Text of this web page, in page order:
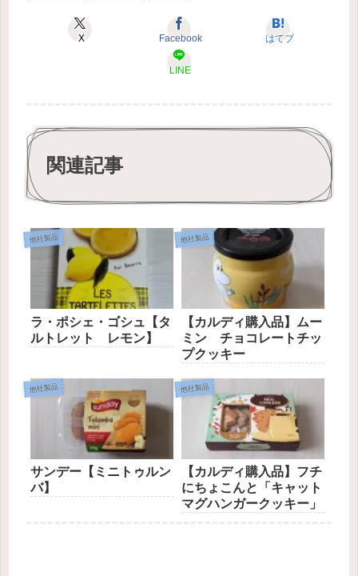
X Facebook はてブ
LINE
関連記事
他社製品
ラ・ポシェ・ゴシュ【タ
ルトレット レモン】
他社製品
【カルディ購入品】ムー
ミン チョコレートチッ
プクッキー
他社製品
サンデー【ミニトゥルン
バ】
他社製品
【カルディ購入品】フチ
にちょこんと「キャット
マグハンガークッキー」